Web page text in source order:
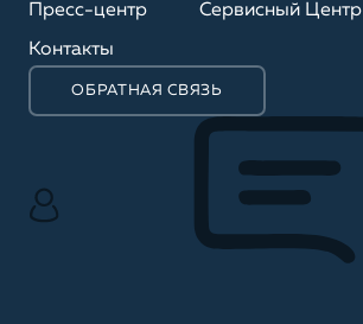
Пресс-центр Сервисный Центр
Контакты
ОБРАТНАЯ СВЯЗЬ